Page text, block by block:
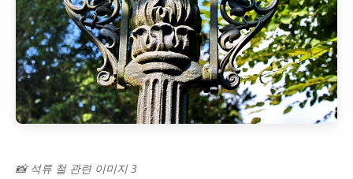
📸 석류 철 관련 이미지 3